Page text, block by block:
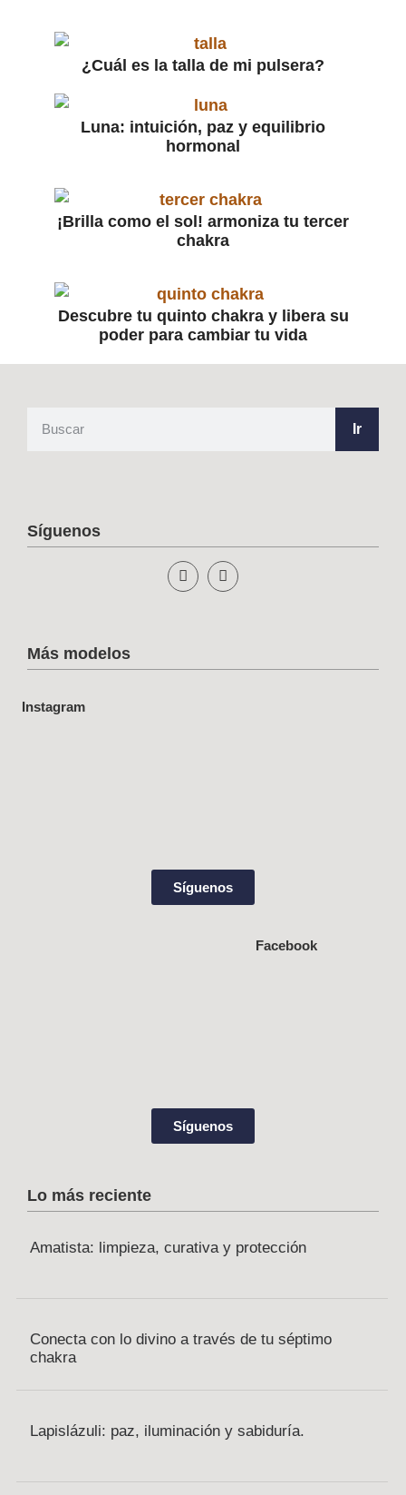
¿Cuál es la talla de mi pulsera?
Luna: intuición, paz y equilibrio
hormonal
¡Brilla como el sol! armoniza tu tercer
chakra
Descubre tu quinto chakra y libera su
poder para cambiar tu vida
Ir
Síguenos
Más modelos
Instagram
Síguenos
Facebook
Síguenos
Lo más reciente
Amatista: limpieza, curativa y protección
Conecta con lo divino a través de tu séptimo
chakra
Lapislázuli: paz, iluminación y sabiduría.